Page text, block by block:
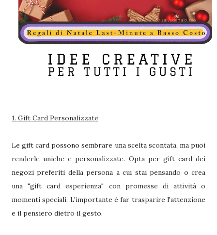
1. Gift Card Personalizzate
Le gift card possono sembrare una scelta scontata, ma puoi
renderle uniche e personalizzate. Opta per gift card dei
negozi preferiti della persona a cui stai pensando o crea
una "gift card esperienza" con promesse di attività o
momenti speciali. L'importante è far trasparire l'attenzione
e il pensiero dietro il gesto.